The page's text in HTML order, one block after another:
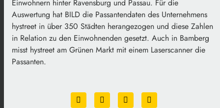
Einwohnern hinter Ravensburg und Passau. Für die
Auswertung hat BILD die Passantendaten des Unternehmens
hystreet in über 350 Städten herangezogen und diese Zahlen
in Relation zu den Einwohnenden gesetzt. Auch in Bamberg
misst hystreet am Grünen Markt mit einem Laserscanner die
Passanten.